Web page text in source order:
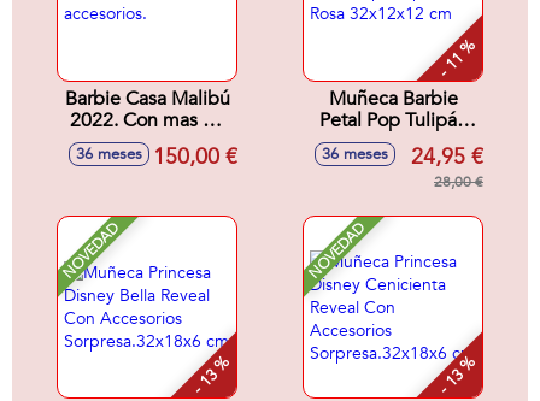
Barbie Casa Malibú
2022. Con mas de
30 accesorios.
36 meses 150,00 €
- 11 %
Muñeca Barbie
Petal Pop Tulipán
Rosa 32x12x12 cm
36 meses 24,95 €
28,00 €
NOVEDAD
- 13 %
NOVEDAD
- 13 %